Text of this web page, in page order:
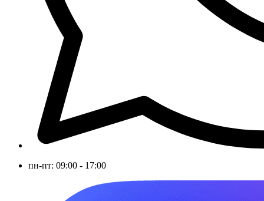
пн-пт: 09:00 - 17:00